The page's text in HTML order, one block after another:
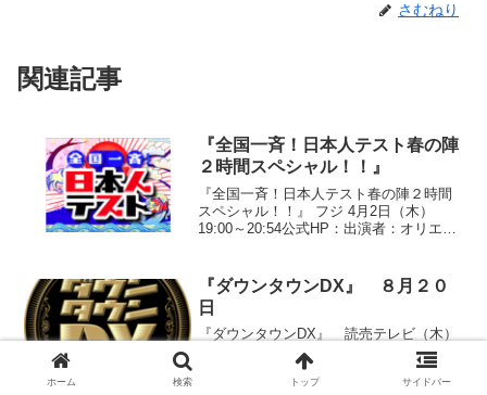
さむねり
関連記事
『全国一斉！日本人テスト春の陣
２時間スペシャル！！』
『全国一斉！日本人テスト春の陣２時間
スペシャル！！』 フジ 4月2日（木）
19:00～20:54公式HP：出演者：オリエン
ン、愛実、ケンドーコバヤシ、半田健
人、高橋...
『ダウンタウンDX』 ８月２０
日
『ダウンタウンDX』 読売テレビ（木）
22:00～公式HP：ゲスト：中尾彬、おす
ぎ、岩崎宏美、久本雅美、高知東生、梅
垣義明、ナイツ、ハリセンボン、優木ま
ホーム 検索 トップ サイドバー